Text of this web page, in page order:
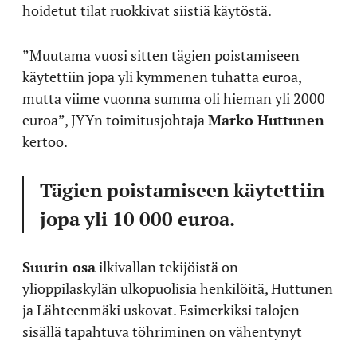
hoidetut tilat ruokkivat siistiä käytöstä.
”Muutama vuosi sitten tägien poistamiseen
käytettiin jopa yli kymmenen tuhatta euroa,
mutta viime vuonna summa oli hieman yli 2000
euroa”, JYYn toimitusjohtajaMarko Huttunen
kertoo.
Tägien poistamiseen käytettiin
jopa yli 10 000 euroa.
Suurin osailkivallan tekijöistä on
ylioppilaskylän ulkopuolisia henkilöitä, Huttunen
ja Lähteenmäki uskovat. Esimerkiksi talojen
sisällä tapahtuva töhriminen on vähentynyt